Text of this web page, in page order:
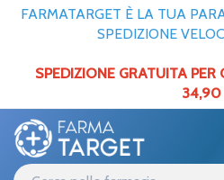
FARMATARGET È LA TUA
SPEDIZIONE
SPEDIZIONE GRATUITA
34,90